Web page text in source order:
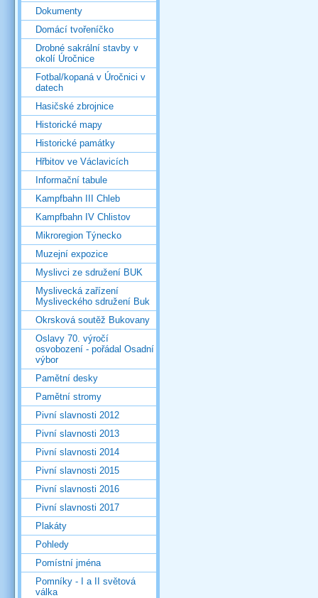
Dokumenty
Domácí tvořeníčko
Drobné sakrální stavby v
okolí Úročnice
Fotbal/kopaná v Úročnici v
datech
Hasičské zbrojnice
Historické mapy
Historické památky
Hřbitov ve Václavicích
Informační tabule
Kampfbahn III Chleb
Kampfbahn IV Chlistov
Mikroregion Týnecko
Muzejní expozice
Myslivci ze sdružení BUK
Myslivecká zařízení
Mysliveckého sdružení Buk
Okrsková soutěž Bukovany
Oslavy 70. výročí
osvobození - pořádal Osadní
výbor
Pamětní desky
Pamětní stromy
Pivní slavnosti 2012
Pivní slavnosti 2013
Pivní slavnosti 2014
Pivní slavnosti 2015
Pivní slavnosti 2016
Pivní slavnosti 2017
Plakáty
Pohledy
Pomístní jména
Pomníky - I a II světová
válka